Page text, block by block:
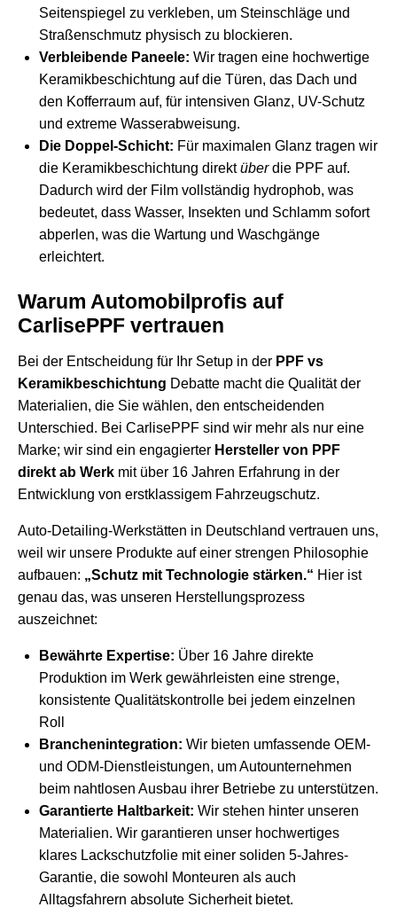
Seitenspiegel zu verkleben, um Steinschläge und
Straßenschmutz physisch zu blockieren.
Verbleibende Paneele: Wir tragen eine hochwertige
Keramikbeschichtung auf die Türen, das Dach und
den Kofferraum auf, für intensiven Glanz, UV-Schutz
und extreme Wasserabweisung.
Die Doppel-Schicht: Für maximalen Glanz tragen wir
die Keramikbeschichtung direktüberdie PPF auf.
Dadurch wird der Film vollständig hydrophob, was
bedeutet, dass Wasser, Insekten und Schlamm sofort
abperlen, was die Wartung und Waschgänge
erleichtert.
Warum Automobilprofis auf
CarlisePPF vertrauen
Bei der Entscheidung für Ihr Setup in der PPF vs
Keramikbeschichtung Debatte macht die Qualität der
Materialien, die Sie wählen, den entscheidenden
Unterschied. Bei CarlisePPF sind wir mehr als nur eine
Marke; wir sind ein engagierter Hersteller von PPF
direkt ab Werk mit über 16 Jahren Erfahrung in der
Entwicklung von erstklassigem Fahrzeugschutz.
Auto-Detailing-Werkstätten in Deutschland vertrauen uns,
weil wir unsere Produkte auf einer strengen Philosophie
aufbauen: „Schutz mit Technologie stärken.“ Hier ist
genau das, was unseren Herstellungsprozess
auszeichnet:
Bewährte Expertise: Über 16 Jahre direkte
Produktion im Werk gewährleisten eine strenge,
konsistente Qualitätskontrolle bei jedem einzelnen
Roll
Branchenintegration: Wir bieten umfassende OEM-
und ODM-Dienstleistungen, um Autounternehmen
beim nahtlosen Ausbau ihrer Betriebe zu unterstützen.
Garantierte Haltbarkeit: Wir stehen hinter unseren
Materialien. Wir garantieren unser hochwertiges
klares Lackschutzfolie mit einer soliden 5-Jahres-
Garantie, die sowohl Monteuren als auch
Alltagsfahrern absolute Sicherheit bietet.